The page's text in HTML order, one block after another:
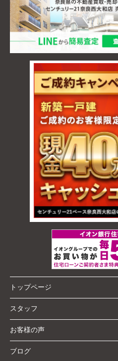
トップページ
スタッフ
お客様の声
ブログ